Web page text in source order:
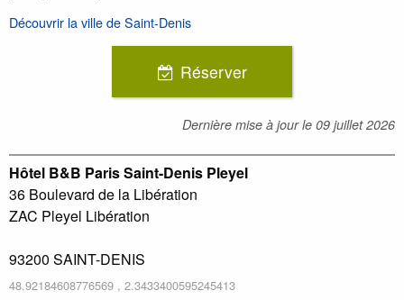
Découvrir la ville de Saint-Denis
Réserver
Dernière mise à jour le 09 juillet 2026
Hôtel B&B Paris Saint-Denis Pleyel
36 Boulevard de la Libération
ZAC Pleyel Libération
93200 SAINT-DENIS
48.92184608776569 , 2.3433400595245413